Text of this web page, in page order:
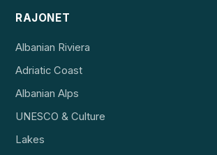
RAJONET
Albanian Riviera
Adriatic Coast
Albanian Alps
UNESCO & Culture
Lakes